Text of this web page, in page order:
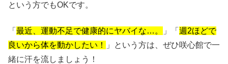
という方でもOKです。
「 最近、運動不足で健康的にヤバイな…。 」「 週2ほどで
良いから体を動かしたい！
」という方は、ぜひ咲心館で一
緒に汗を流しましょう！